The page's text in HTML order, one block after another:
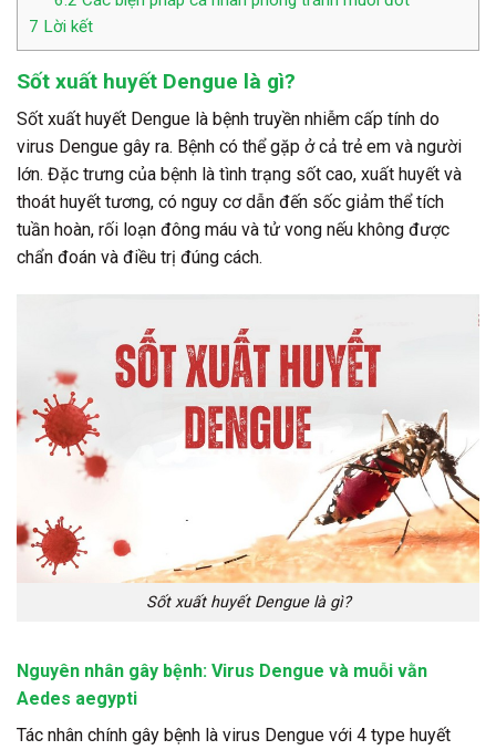
7 Lời kết
Sốt xuất huyết Dengue là gì?
Sốt xuất huyết Dengue là bệnh truyền nhiễm cấp tính do
virus Dengue gây ra. Bệnh có thể gặp ở cả trẻ em và người
lớn. Đặc trưng của bệnh là tình trạng sốt cao, xuất huyết và
thoát huyết tương, có nguy cơ dẫn đến sốc giảm thể tích
tuần hoàn, rối loạn đông máu và tử vong nếu không được
chẩn đoán và điều trị đúng cách.
Sốt xuất huyết Dengue là gì?
Nguyên nhân gây bệnh: Virus Dengue và muỗi vằn
Aedes aegypti
Tác nhân chính gây bệnh là virus Dengue với 4 type huyết